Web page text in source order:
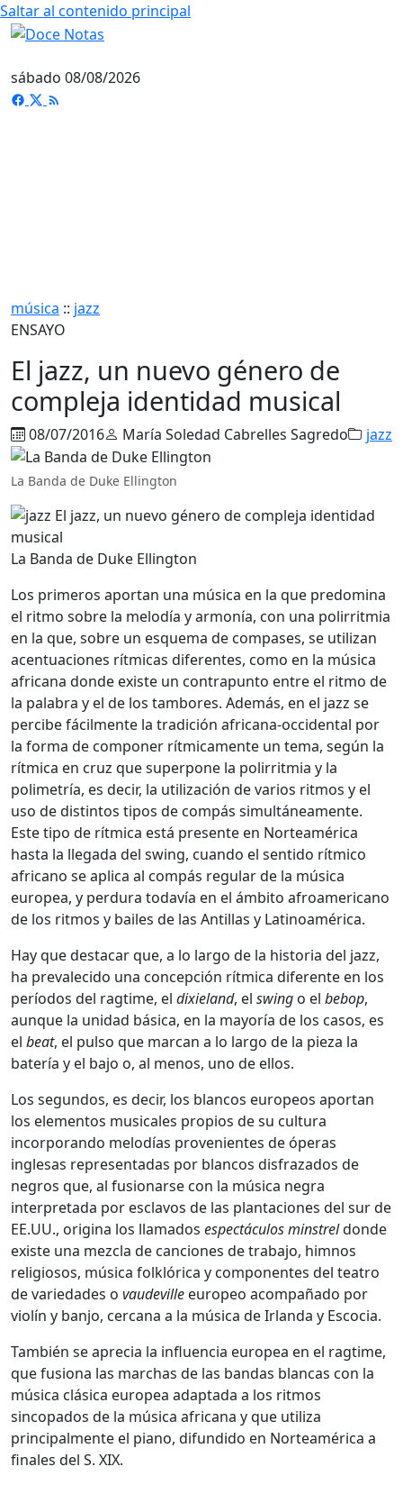
Saltar al contenido principal
sábado 08/08/2026
música :: jazz
ENSAYO
El jazz, un nuevo género de
compleja identidad musical
08/07/2016 María Soledad Cabrelles Sagredo jazz
La Banda de Duke Ellington
La Banda de Duke Ellington
Los primeros aportan una música en la que predomina
el ritmo sobre la melodía y armonía, con una polirritmia
en la que, sobre un esquema de compases, se utilizan
acentuaciones rítmicas diferentes, como en la música
africana donde existe un contrapunto entre el ritmo de
la palabra y el de los tambores. Además, en el jazz se
percibe fácilmente la tradición africana-occidental por
la forma de componer rítmicamente un tema, según la
rítmica en cruz que superpone la polirritmia y la
polimetría, es decir, la utilización de varios ritmos y el
uso de distintos tipos de compás simultáneamente.
Este tipo de rítmica está presente en Norteamérica
hasta la llegada del swing, cuando el sentido rítmico
africano se aplica al compás regular de la música
europea, y perdura todavía en el ámbito afroamericano
de los ritmos y bailes de las Antillas y Latinoamérica.
Hay que destacar que, a lo largo de la historia del jazz,
ha prevalecido una concepción rítmica diferente en los
períodos del ragtime, el dixieland, el swing o el bebop,
aunque la unidad básica, en la mayoría de los casos, es
el beat, el pulso que marcan a lo largo de la pieza la
batería y el bajo o, al menos, uno de ellos.
Los segundos, es decir, los blancos europeos aportan
los elementos musicales propios de su cultura
incorporando melodías provenientes de óperas
inglesas representadas por blancos disfrazados de
negros que, al fusionarse con la música negra
interpretada por esclavos de las plantaciones del sur de
EE.UU., origina los llamados espectáculos minstreldonde
existe una mezcla de canciones de trabajo, himnos
religiosos, música folklórica y componentes del teatro
de variedades o vaudeville europeo acompañado por
violín y banjo, cercana a la música de Irlanda y Escocia.
También se aprecia la influencia europea en el ragtime,
que fusiona las marchas de las bandas blancas con la
música clásica europea adaptada a los ritmos
sincopados de la música africana y que utiliza
principalmente el piano, difundido en Norteamérica a
finales del S. XIX.